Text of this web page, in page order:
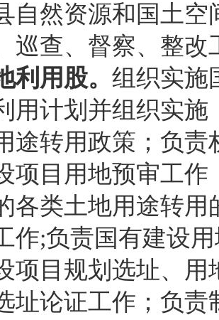
自然资源和国土
巡查、督察、整改
利用股。 组织实施
用计划并组织实
途转用政策；负
项目用地预审工
各类土地用途转
作;负责国有建设
项目规划选址、
址论证工作；负